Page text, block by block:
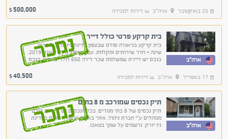
23 באוקטובר ארה"ב דירות למכירה 500,000
$
ארה"ב
בית קרקע פרטי כולל דייר
בית קרקע בניאגרה פולס שבצפון מדינת ניו יורק. 3 חדרי
שינה + חדר שירותים ומקלחת. עבר שיפוץ מקיף בשנת 2019.
בנכס יש דיירת שמשלמת שכר דירה 650 דולר בחודש. הנכס
נמכר
17 באפריל ארה"ב דירות למכירה 40,500
$
ארה"ב
תיק נכסים שמורכב מ 8 בתים
תיק נכסים של 8 בתי מגורים. בכל הנכסים יש דיירים. כולם
מנוהלים ע"י חברת ניהול. אזור באפלו וניאגרה פולס במדינת
ניו יורק. נרשמים על שמך בטאבו.
נמכר